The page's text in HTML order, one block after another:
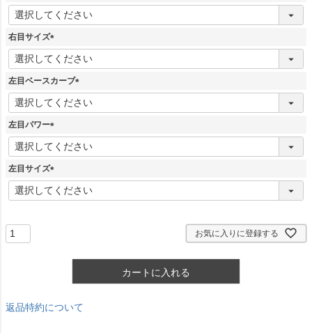
(
必
須
右目サイズ
(
必
須
左目ベースカーブ
(
必
左目パワー
(
必
須
左目サイズ
(
必
お気に入りに登録する
カートに入れる
返品特約について